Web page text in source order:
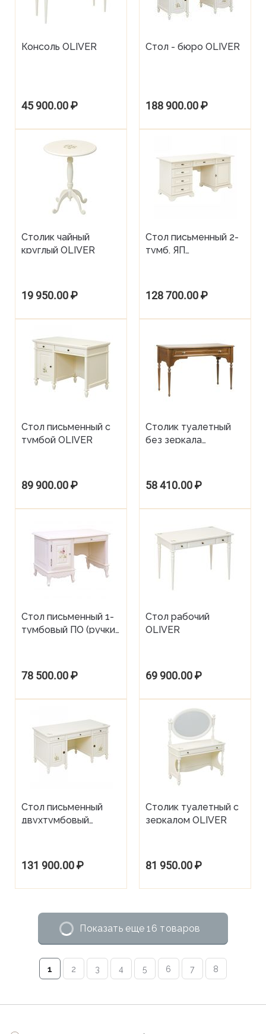
Консоль OLIVER
45 900.00₽
Стол - бюро OLIVER
188 900.00₽
Столик чайный
круглый OLIVER
19 950.00₽
Стол письменный 2-
тумб. ЯП
128 700.00₽
Стол письменный с
тумбой OLIVER
89 900.00₽
Столик туалетный
без зеркала
58 410.00₽
Стол письменный 1-
тумбовый ПО (ручки
78 500.00₽
Стол рабочий
OLIVER
69 900.00₽
Стол письменный
двухтумбовый
131 900.00₽
Столик туалетный с
зеркалом OLIVER
81 950.00₽
Показать еще 16 товаров
1 2 3 4 5 6 7 8